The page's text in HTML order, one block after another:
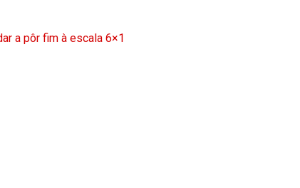
a pôr fim à escala 6×1